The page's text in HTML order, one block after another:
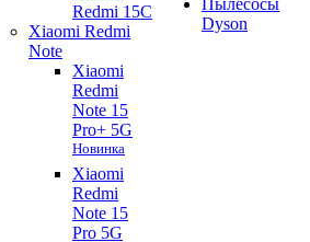
Redmi 15C
Xiaomi Redmi
Note
Xiaomi
Redmi
Note 15
Pro+ 5G
Новинка
Xiaomi
Redmi
Note 15
Pro 5G
Пылесосы
Dyson